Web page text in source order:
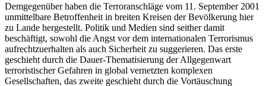
Demgegenüber haben die Terroranschläge vom 11. September 2001
unmittelbare Betroffenheit in breiten Kreisen der Bevölkerung hier
zu Lande hergestellt. Politik und Medien sind seither damit
beschäftigt, sowohl die Angst vor dem internationalen Terrorismus
aufrechtzuerhalten als auch Sicherheit zu suggerieren. Das erste
geschieht durch die Dauer-Thematisierung der Allgegenwart
terroristischer Gefahren in global vernetzten komplexen
Gesellschaften, das zweite geschieht durch die Vortäuschung